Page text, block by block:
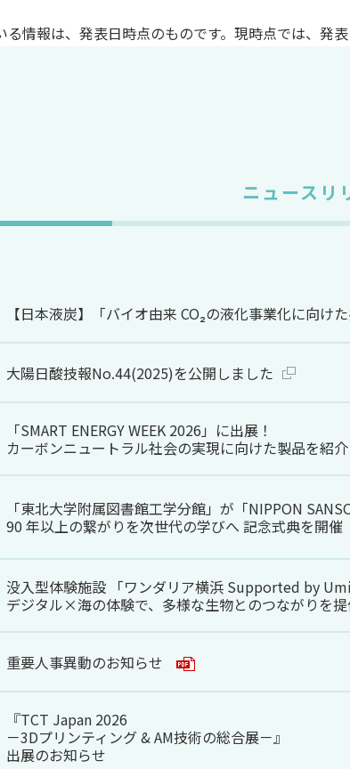
情報は、発表日時点のものです。現時点では、発
ニュースリ
【日本液炭】「バイオ由来 CO₂の液化事業化に向け
大陽日酸技報No.44(2025)を公開しました
「SMART ENERGY WEEK 2026」に出展！
カーボンニュートラル社会の実現に向けた製品を紹介
「東北大学附属図書館工学分館」が「NIPPON
90 年以上の繋がりを次世代の学びへ 記念式典を開催
没入型体験施設 「ワンダリア横浜 Supported by
デジタル×海の体験で、多様な生物とのつながりを
重要人事異動のお知らせ
『TCT Japan 2026
－3Dプリンティング & AM技術の総合展－』
出展のお知らせ